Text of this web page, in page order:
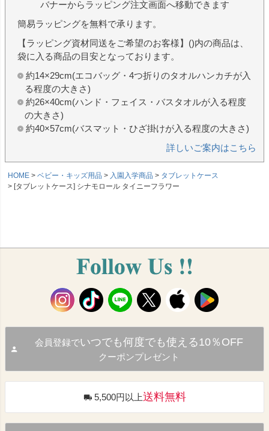
バナーからラッピング注文画面へ移動できます
簡易ラッピングを無料で承ります。
【ラッピング資材同送をご希望のお客様】()内の商品は、
袋に入る商品の目安となっております。
約14×29cm(エコバッグ・4つ折りのタオルハンカチが入
る程度の大きさ)
約26×40cm(ハンド・フェイス・バスタオルが入る程度
の大きさ)
約40×57cm(バスマット・ひざ掛けが入る程度の大きさ)
詳しいご案内はこちら
HOME ベビー・キッズ用品 入園入学商品
タブレットケース
[タブレットケース] シナモロール タイニーフラワー
会員登録でいつでも何度でも使える10％OFF
クーポンプレゼント
5,500円以上送料無料